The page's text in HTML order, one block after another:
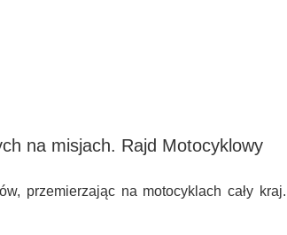
na misjach. Rajd Motocyklowy
przemierzając na motocyklach cały kraj.